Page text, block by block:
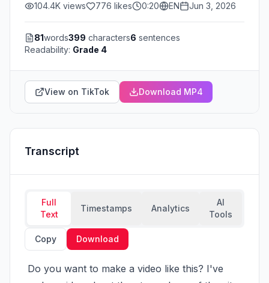
104.4K views 776 likes 0:20 EN Jun 3, 2026
81words399 characters6 sentences
Readability: Grade 4
View on TikTok Download MP4
Transcript
Full
Text
Timestamps Analytics
AI
Tools
Copy Download